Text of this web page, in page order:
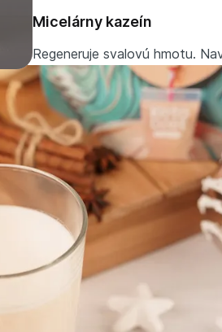
Micelárny kazeín
Regeneruje svalovú hmotu.
bielkovinaminiekoľkých hodín.
dostatočne zasýti.